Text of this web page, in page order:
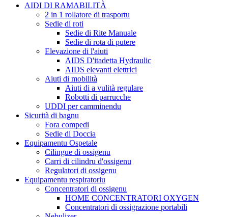
AIDI DI RAMABILITÀ
2 in 1 rollatore di trasportu
Sedie di roti
Sedie di Rite Manuale
Sedie di rota di putere
Elevazione di l'aiuti
AIDS D'itadetta Hydraulic
AIDS elevanti elettrici
Aiuti di mobilità
Aiuti di a vulità regulare
Robotti di parrucche
UDDI per camminendu
Sicurità di bagnu
Fora compedi
Sedie di Doccia
Equipamentu Ospetale
Cilingue di ossigenu
Carri di cilindru d'ossigenu
Regulatori di ossigenu
Equipamentu respiratoriu
Concentratori di ossigenu
HOME CONCENTRATORI OXYGEN
Concentratori di ossigrazione portabili